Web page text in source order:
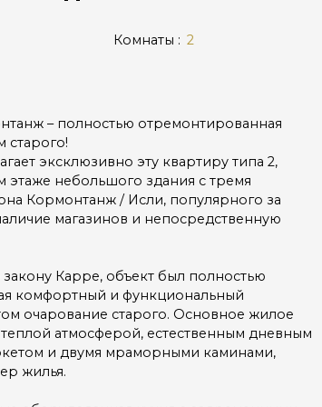
Комнаты : 2
– полностью отремонтированная
старого!
эксклюзивно эту квартиру типа 2,
небольшого здания с тремя
Кормонтанж / Исли, популярного за
магазинов и непосредственную
Карре, объект был полностью
комфортный и функциональный
очарование старого. Основное жилое
атмосферой, естественным дневным
и двумя мраморными каминами,
жилья.